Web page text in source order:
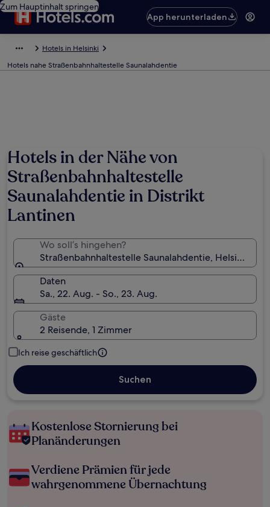
Zum Hauptinhalt springen
App herunterladen
Hotels in Helsinki
Hotels nahe Straßenbahnhaltestelle Saunalahdentie
Hotels in der Nähe von
Straßenbahnhaltestelle
Saunalahdentie in Distrikt
Lantinen
Wo soll’s hingehen?
Straßenbahnhaltestelle Saunalahdentie, Helsinki,
Daten
Sa., 22. Aug. - So., 23. Aug.
Gäste
2 Reisende, 1 Zimmer
Ich reise geschäftlich
Suchen
Kostenlose Stornierung bei
Planänderungen
Verdiene Prämien für jede
wahrgenommene Übernachtung